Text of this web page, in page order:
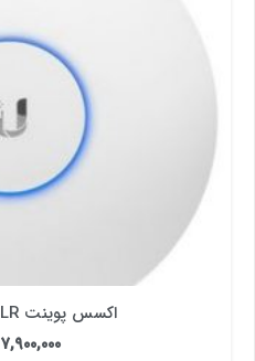
اکسس پوینت UniFi AP-AC-LR
۷,۹۰۰,۰۰۰